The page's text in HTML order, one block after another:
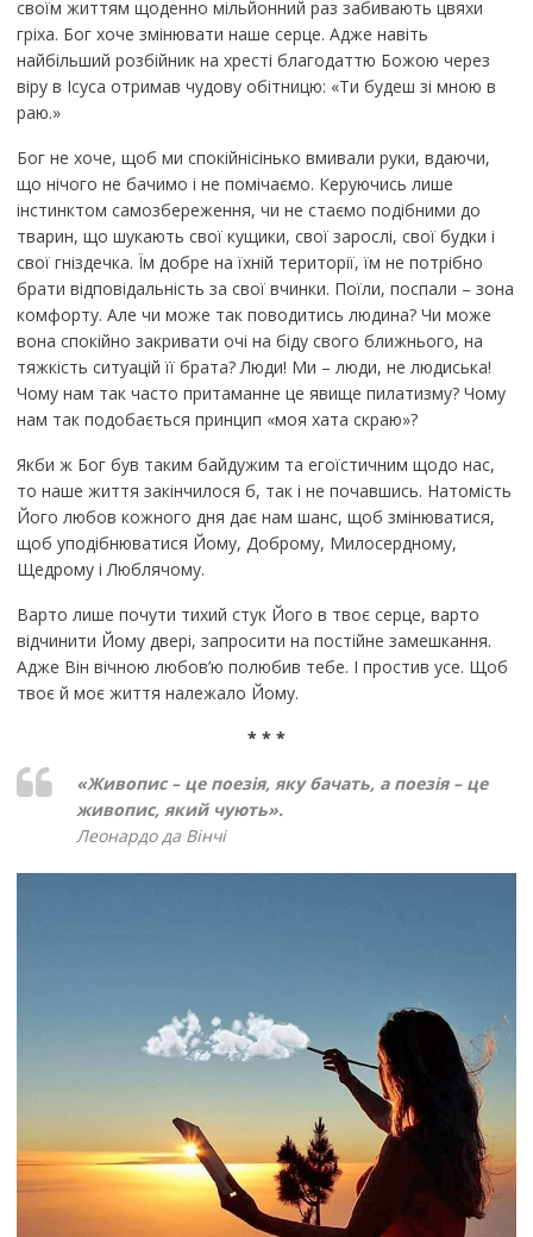
своїм життям щоденно мільйонний раз забивають цвяхи
гріха. Бог хоче змінювати наше серце. Адже навіть
найбільший розбійник на хресті благодаттю Божою через
віру в Ісуса отримав чудову обітницю: «Ти будеш зі мною в
раю.»
Бог не хоче, щоб ми спокійнісінько вмивали руки, вдаючи,
що нічого не бачимо і не помічаємо. Керуючись лише
інстинктом самозбереження, чи не стаємо подібними до
тварин, що шукають свої кущики, свої зарослі, свої будки і
свої гніздечка. Їм добре на їхній території, їм не потрібно
брати відповідальність за свої вчинки. Поїли, поспали – зона
комфорту. Але чи може так поводитись людина? Чи може
вона спокійно закривати очі на біду свого ближнього, на
тяжкість ситуацій її брата? Люди! Ми – люди, не людиська!
Чому нам так часто притаманне це явище пилатизму? Чому
нам так подобається принцип «моя хата скраю»?
Якби ж Бог був таким байдужим та егоїстичним щодо нас,
то наше життя закінчилося б, так і не почавшись. Натомість
Його любов кожного дня дає нам шанс, щоб змінюватися,
щоб уподібнюватися Йому, Доброму, Милосердному,
Щедрому і Люблячому.
Варто лише почути тихий стук Його в твоє серце, варто
відчинити Йому двері, запросити на постійне замешкання.
Адже Він вічною любов’ю полюбив тебе. І простив усе. Щоб
твоє й моє життя належало Йому.
* * *
«Живопис – це поезія, яку бачать, а поезія – це
живопис, який чують».
Леонардо да Вінчі